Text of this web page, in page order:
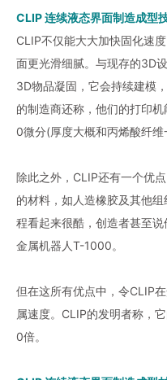
CLIP 连续液态界面制造成型
CLIP不仅能大大加快固化速
面更光滑细腻。与现存的3D
3D物品凝固，它会持续建模
的制造商还称，他们的打印
0微分(厚度大概和丙烯酸纤维
除此之外，CLIP还有一个优
的材料，如人造橡胶及其他
程看起来很酷，创造者甚至
金属机器人T-1000。
但在这所有优点中，令CLIP
属速度。CLIP的发明者称，
0倍。